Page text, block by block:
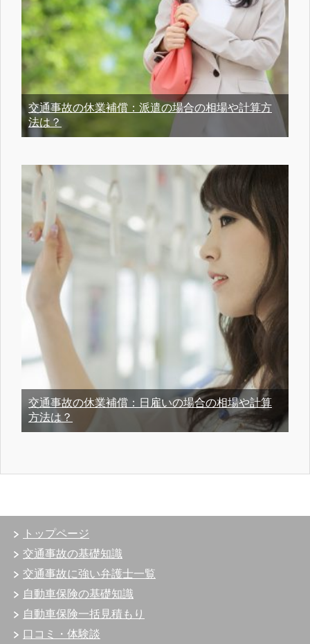
交通事故の休業補償：派遣の場合の相場や計算方
法は？
交通事故の休業補償：日雇いの場合の相場や計算
方法は？
トップページ
交通事故の基礎知識
交通事故に強い弁護士一覧
自動車保険の基礎知識
自動車保険一括見積もり
口コミ・体験談